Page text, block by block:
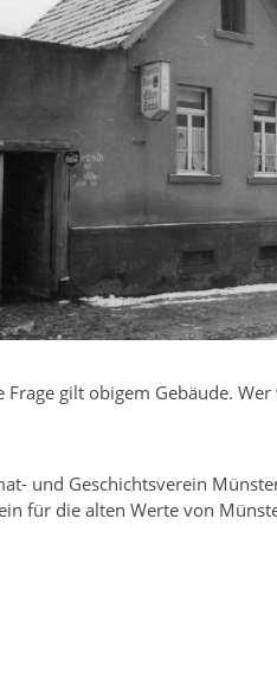
Frage gilt obigem Gebäude.
und Geschichtsverein
für die alten Werte von